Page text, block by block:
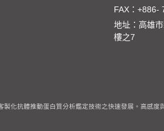
FAX： +886-
地址：高雄
樓之7
化抗體推動蛋白質分析鑑定技術之快速發展。高感